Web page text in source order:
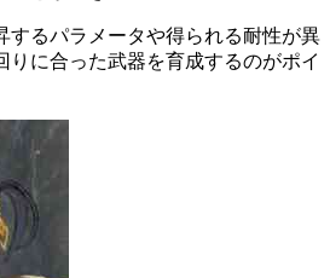
するパラメータや得られる耐性が異
りに合った武器を育成するのがポイ